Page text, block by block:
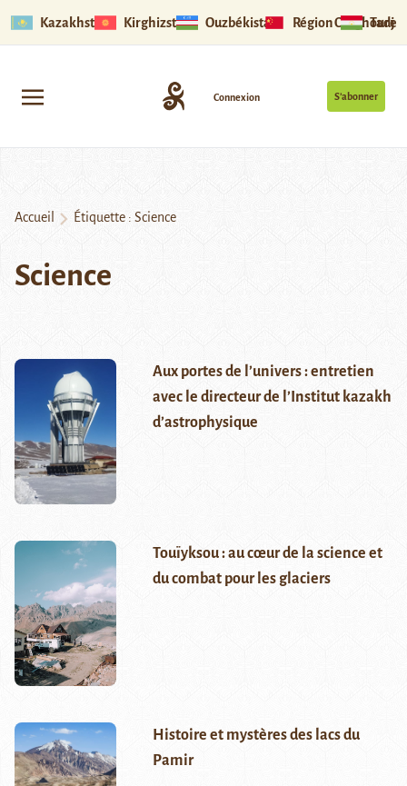
Kazakhstan Kirghizstan Ouzbékistan Région Ouïghoure
S’abonner
Connexion
Accueil Étiquette : Science
Science
Aux portes de l’univers : entretien
avec le directeur de l’Institut kazakh
d’astrophysique
Touïyksou : au cœur de la science et
du combat pour les glaciers
Histoire et mystères des lacs du
Pamir